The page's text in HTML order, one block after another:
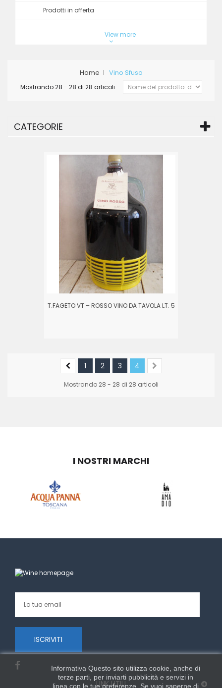
Prodotti in offerta
View more
Home Vino Sfuso
Mostrando 28 - 28 di 28 articoli
CATEGORIE
T.FAGETO VT – ROSSO VINO DA TAVOLA LT. 5
1 2 3 4
Mostrando 28 - 28 di 28 articoli
I NOSTRI MARCHI
ISCRIVITI
LINK UTILI
Informativa Questo sito utilizza cookie, anche di
terze parti, per inviarti pubblicità e servizi in
linea con le tue preferenze. Se vuoi saperne di